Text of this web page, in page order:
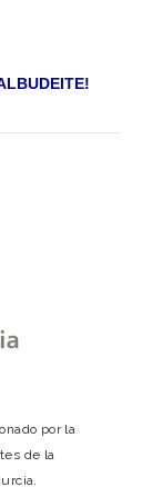
por la
de la